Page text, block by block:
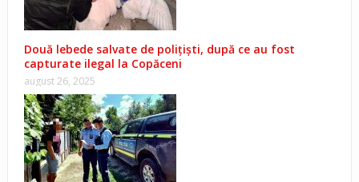
Două lebede salvate de polițiști, după ce au fost
capturate ilegal la Copăceni
august 26, 2025